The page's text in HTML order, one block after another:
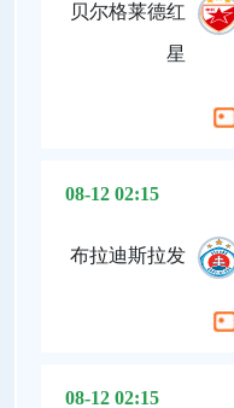
贝尔格莱德红
星
08-12 02:15
布拉迪斯拉发
08-12 02:15